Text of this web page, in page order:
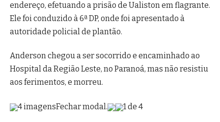
endereço, efetuando a prisão de Ualiston em flagrante.
Ele foi conduzido à 6ª DP, onde foi apresentado à
autoridade policial de plantão.
Anderson chegou a ser socorrido e encaminhado ao
Hospital da Região Leste, no Paranoá, mas não resistiu
aos ferimentos, e morreu.
4 imagensFechar modal. 1 de 4